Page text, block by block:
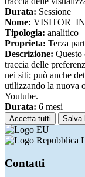
Durata: Sessione
Nome:
Tipologia: analitico
Proprieta: Terza
Descrizione: Questo
traccia delle
nei siti; può anche
utilizzando la nuova
Youtube.
Durata: 6 mesi
Accetta tutti Salva
Contatti